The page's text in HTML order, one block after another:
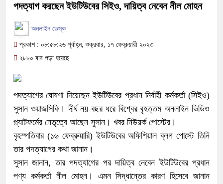
পদত্যাগ করছেন ইউটিউবের সিইও, দায়িত্ব নেবেন নীল মোহন
অনলাইন ডেস্ক
প্রকাশ : ০৮:৫৮:২৬ পূর্বাহ্ন, শুক্রবার, ১৭ ফেব্রুয়ারী ২০২৩
২৮৮০ বার পড়া হয়েছে
পদত্যাগের ঘোষণা দিয়েছেন ইউটিউবের প্রধান নির্বাহী কর্মকর্তা (সিইও)
সুসান ওয়াজসিকি। দীর্ঘ নয় বছর ধরে বিশ্বের বৃহত্তম অনলাইন ভিডিও
প্ল্যাটফর্মের নেতৃত্বে আছেন সুসান। খবর নিউয়র্ক পোস্টের।
বৃহস্পতিবার (১৬ ফেব্রুয়ারি) ইউটিউবের অফিশিয়াল ব্লগ পোস্টে তিনি
তার পদত্যাগের কথা জানান।
সুসান জানান, তার পদত্যাগের পর দায়িত্ব নেবেন ইউটিউবের প্রধান
পণ্য কর্মকর্তা নীল মোহন। এমন সিদ্ধান্তের কারণ হিসেবে জানান